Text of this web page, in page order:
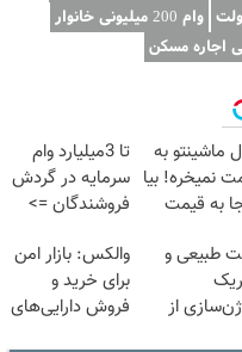
وام 200 میلیونی خانوار
ماشینتو به
نمیخره! بیا
به قیمت
واقعی*
تا 3میلیارد وام
سرمایه در گردش
فروشندگان =>
ثبت کن
طبیعی و
از
والکس: بازار امن
برای خرید و
فروش دارایی‌های